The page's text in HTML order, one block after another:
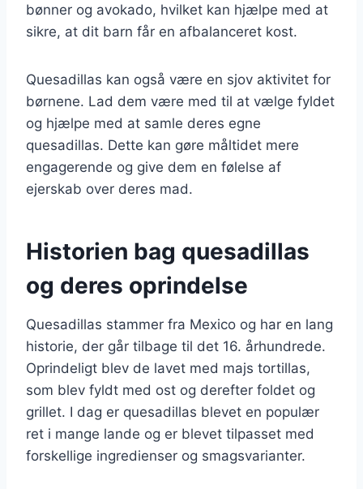
bønner og avokado, hvilket kan hjælpe med at
sikre, at dit barn får en afbalanceret kost.
Quesadillas kan også være en sjov aktivitet for
børnene. Lad dem være med til at vælge fyldet
og hjælpe med at samle deres egne
quesadillas. Dette kan gøre måltidet mere
engagerende og give dem en følelse af
ejerskab over deres mad.
Historien bag quesadillas
og deres oprindelse
Quesadillas stammer fra Mexico og har en lang
historie, der går tilbage til det 16. århundrede.
Oprindeligt blev de lavet med majs tortillas,
som blev fyldt med ost og derefter foldet og
grillet. I dag er quesadillas blevet en populær
ret i mange lande og er blevet tilpasset med
forskellige ingredienser og smagsvarianter.